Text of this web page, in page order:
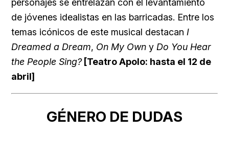
de jóvenes idealistas en las barricadas. Entre los
temas icónicos de este musical destacan I
Dreamed a Dream, On My Own y Do You Hear
the People Sing?[Teatro Apolo: hasta el 12 de
abril]
GÉNERO DE DUDAS